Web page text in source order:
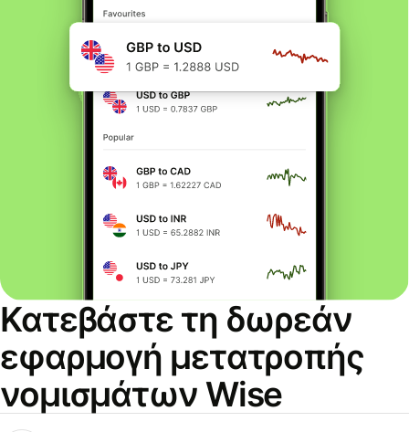
Κατεβάστε τη δωρεάν
εφαρμογή μετατροπής
νομισμάτων Wise